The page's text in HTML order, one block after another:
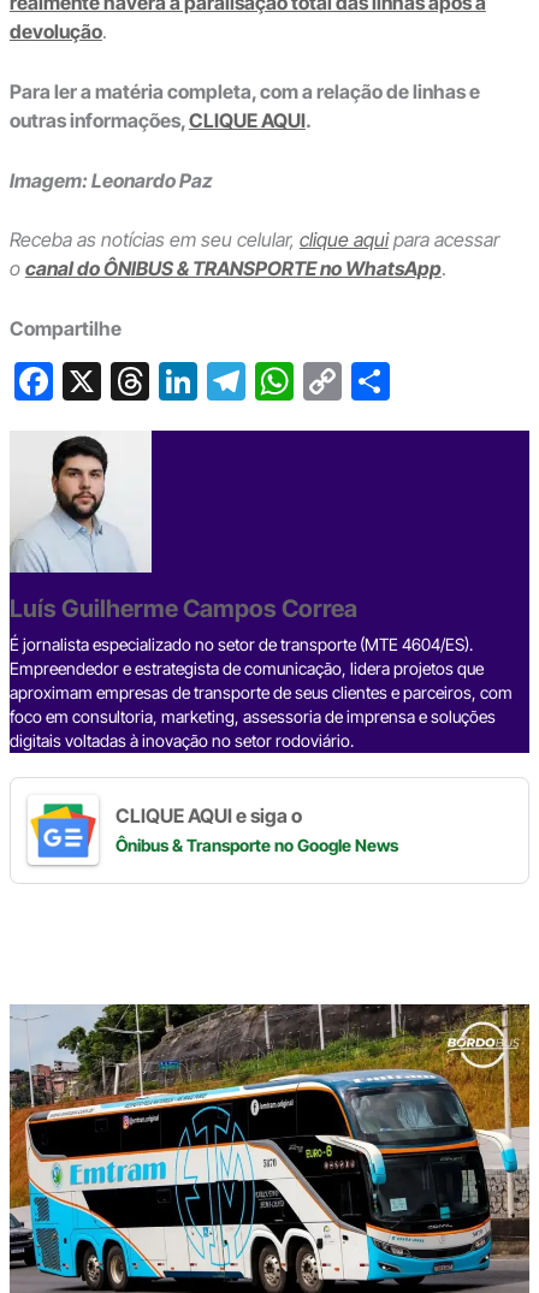
devolução.
Para ler a matéria completa, com a relação de linhas e
outras informações,CLIQUE AQUI.
Imagem: Leonardo Paz
Receba as notícias em seu celular, clique aquipara acessar
o canal do ÔNIBUS & TRANSPORTE no WhatsApp.
Compartilhe
F
c
e
b
o
o
k
X T
hr
s
Li
n
T
el
W
h
p
C
o
k
S
h
Luís Guilherme Campos Correa
É jornalista especializado no setor de transporte (MTE 4604/ES).
Empreendedor e estrategista de comunicação, lidera projetos que
aproximam empresas de transporte de seus clientes e parceiros, com
foco em consultoria, marketing, assessoria de imprensa e soluções
digitais voltadas à inovação no setor rodoviário.
CLIQUE AQUI e siga o
Ônibus & Transporteno Google News
Digite
seu
e-
mail